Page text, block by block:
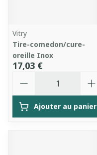
Vitry
Tire-comedon/cure-
oreille Inox
17,03 €
Ajouter au panier